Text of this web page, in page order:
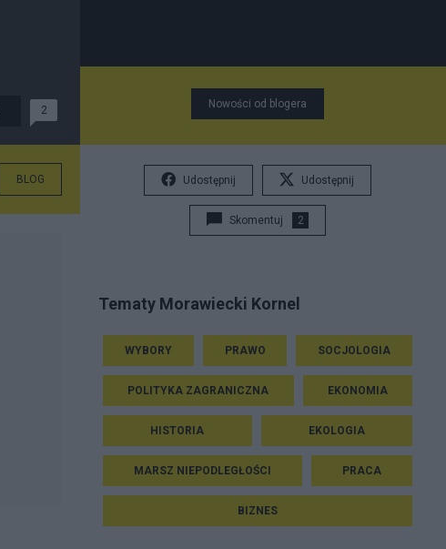
2
BLOG
Nowości od blogera
Udostępnij Udostępnij
Skomentuj 2
Tematy Morawiecki Kornel
WYBORY PRAWO SOCJOLOGIA
POLITYKA ZAGRANICZNA EKONOMIA
HISTORIA EKOLOGIA
MARSZ NIEPODLEGŁOŚCI PRACA
BIZNES